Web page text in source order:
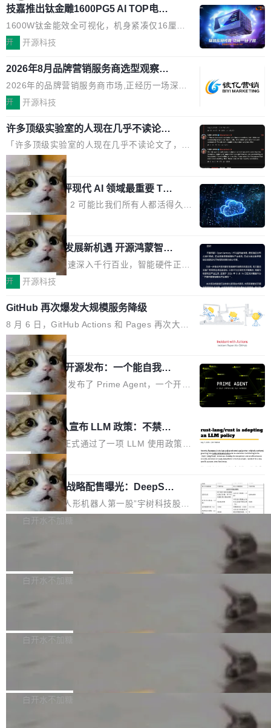
问得好。 因为我自己也是从用户变成开发者的。
现有产品的天花板 我用过不少 AI 浏览器插件。
刚开始觉得都挺好——选中一段文字，弹出解
要。但用久了你会发现，它们本质上都是同一类
东西：一个带网页上下文的聊天框。 它们能读取
页面的文本，然后把文本丢给大模型，再返回一
段回答。仅此而已。 这当然有用，但总觉得差点
意思。比如我在一个后台管理系统里，需要填50
个表单字段，每个字段还有联动逻辑；比如我
想...
技嘉推出钛金雕1600PG5 AI TOP电
源：为发烧级主机与本地AI算力打造旗
舰供电方案
1600W钛金能效全可视化，机身紧凑仅16厘米
继2026台北电脑展首度亮相后，技嘉科技近日正
电源专为发烧级DIY主机与本地AI算力平台打
造，整机长度仅16厘米，提供1600W额定功率
与80PLUS钛金能效；支持ATX 3.1与PCIe 5.1
规范，结合服务器级元件、完善供电线材与内置
实时LCD监控屏，可充分满足当下高阶PC主机
的严苛使用需求。 澎湃功率，紧凑机身 钛金雕1
600PG5 AI TOP具备强悍输出功率，同时实现
机身尺寸大幅精简。整机长度仅16厘米，属于同
功率段机身尺寸十分紧凑的1600W电源产品。小
巧机身有效提升市面主流标准A...
开 开源科技
2026年8月品牌营销服务商选型观察：
从流量思维到品牌资产思维的范式转移
2026年的品牌营销服务商市场,正经历一场深刻
的价值重构。全球全案品牌代理机构市场从2025
复合增长率达5.44%,预计2032年将突破120亿美
元。数字广告与公共关系相关服务市场更是从20
25年的8463亿美元扩张至2026年的8763亿美
元。数字的背后是一个清晰的事实——品牌对专
业化营销服务的需求从未如此迫切。 但市场扩容
的同时,服务商的竞争逻辑正在改变。2026年Top
Agency年度合辑的观察指出,“产品”这个离消费
者最近的载体,在整个品牌营销层面的权重显著变
高了。全域营销服务商的竞争正在从规模转向深
度,案例厚度、全域覆盖、多线协同...
开 开源科技
许多顶级实验室的人现在几乎不读论文
了
「许多顶级实验室的人现在几乎不读论文了，而
且他们认为 ICLR/ICML/NeurIPS 充斥着大量过
度宣传和欺诈。」 OpenAI 研究员 Keller Jorda
n 这条推文引发了广泛讨论。他不是在说风凉
话，他是说出了一个圈内人尽皆知但很少公开捅
破的事实。 Jordan 随后补充了一句软化声明：
「我不认为这些会议上大部分论文都在过度宣传
或造假。问题是，作为读者，如果你筛选出那些
看起来最令人兴奋的论文，那它们大部分都是过
度宣传的。」 这才是真正的痛点。不是所有论文
都有问题，是最吸引眼球的那批论文最有问题。
他引用的帖子来自 Mathew Shen，一位 ICLR 2
026 的读者：「看了篇 ...
局
xAI 前工程师评现代 AI 领域最重要 Top
3 开源项目
Flash Attention 2 可能比我们所有人都活得久。
这句话不是来自某个技术博客，而是出自 Hieu
Pham 的一条推文。Hieu Pham 是谁？他是 xAI
的早期工程师之一，在 Grok 训练基础设施团队
工作过。近日他在 X 上发了一条帖子，列出了他
认为现代 AI 领域最重要的三个开源项目。 第一
理由很具体。FA 系列不需要解释，但 FA2 是他
认为最重要的一个——复杂度恰到好处，刚好能
驱动你去学 CuTe，但还没被那些"邪恶的" Hopp
er++ 优化所淹没，足够容易修改和适配。 更关
键的是 FA2 的持久性...
局
共商智能硬件发展新机遇 开源鸿蒙智能
硬件开发者日杭州站即将举行
随着万物智联加速深入千行百业，智能硬件正从
单点设备迈向智能化、网联化、协同化发展。作
鸿蒙通过统一技术底座和分布式能力，为不同类
型智能设备的开发、连接与互联提供关键支撑，
也为产业链企业探索产品创新与商业增长打开新
的空间。 8月14日，开源鸿蒙智能硬件开发者日
（OHDD：OpenHarmony Hardware Develope
r Day）将在杭州启航。活动面向智能硬件产业
链企业和开发者，邀请行业专家与资深技术顾
问，围绕开源鸿蒙技术能力、设备适配、芯片适
配、功耗与稳定性调优、兼容性测评及统一互联
等内容展开系统讲解和实战交流，帮助企业进一
步了解开源鸿蒙在智能...
开 开源科技
GitHub 再次爆发大规模服务降级
8 月 6 日，GitHub Actions 和 Pages 再次大规
模服务降级，Actions 完全不可用超过 5 小时，
webhook 停发，连自托管 runner 也因调度层故
障无法工作。Pages、Copilot code review、C
opilot coding agent 全部受影响。从检测到完全
恢复，大约 12 小时。 这是 2026 年 8 月的第六
起事故，其中四起与 AI/Copilot 服务相关。 Git
Hub 员工 kdaigle 在 HN 讨论中贴出了一组数
据：2025 年全年 10 亿次 commit。现在，每周
2.75 亿次，全年预计 140 亿次。GitHub...
局
Prime Agent 开源发布：一个能自我改
进的编程 Agent，ARC-AGI 3 超越人类
专家基线
Prime Intellect 发布了 Prime Agent，一个开源
的编程 Agent Harness，核心设计围绕两个抽
象：Recursive Language Model（RLM）和 C
ontinual Harness。在 ARC-AGI 3 基准测试
上，Prime Agent + Opus 5 的组合达到了 95.
5% RHAE Best@1，超过了 ARC 报告的人类专
家基线 95.4%。 不是又一个 coding agent 包装
器 Prime Agent 的架构和市面上大多数 coding
agent 有本质区别。大多数 agent harness 的设
计是基于早期模型的能力—...
局
Rust 项目团队宣布 LLM 政策：不禁
止，但你要承认哪些代码不是你写的
Rust 语言项目正式通过了一项 LLM 使用政策，
覆盖 rust-lang/rust 单一仓库的代码贡献。这不
是项目级别的官方立场，目前由五个团队采纳，
但它可能是主流开源项目中关于 AI 辅助贡献最
细致的一份规则。 政策的核心只有一句话：LLM
可以用来分析、提炼、审阅、建议，但不能用来
不得生成涉及安全性的关键变更，除非作者本身
局
宇树科技 IPO 战略配售曝光：DeepSe
ek 获配 93.3 万股，锁定 36 个月
8月6日晚间，“人形机器人第一股”宇树科技股份
有限公司披露IPO发行价格及战略配售结果，杭
36个月。 公告显示，本次宇树科技战略配售对
员工参与设立的专项资产管理计划。其中，Dee
获配9...
白开水不加糖
Bug fixes and enhancements 修复多次传递同
一个回归问题，该问题导致拉取镜像时会拒绝包
题，该问题可能导致在旧版 Linux 内核...
白开水不加糖
e 孵化器项目管理委员会（IPMC）投票中获得
P）！这一里程碑不仅标志着 Fluss 迈入新的发
白开水不加糖
长期停止内容更新，未能实现其作为“AI版维基百
白开水不加糖